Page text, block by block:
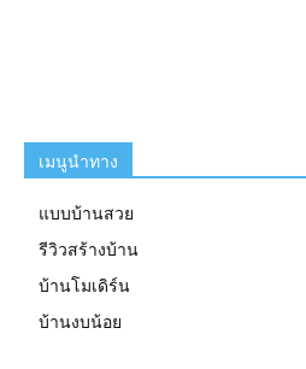
เมนูนำทาง
แบบบ้านสวย
รีวิวสร้างบ้าน
บ้านโมเดิร์น
บ้านงบน้อย